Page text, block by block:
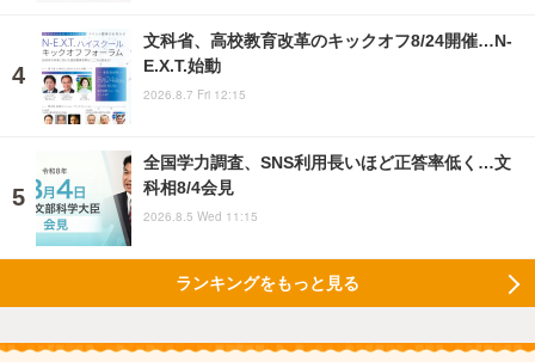
文科省、高校教育改革のキックオフ8/24開催…N-
E.X.T.始動
2026.8.7 Fri 12:15
全国学力調査、SNS利用長いほど正答率低く…文
科相8/4会見
2026.8.5 Wed 11:15
ランキングをもっと見る